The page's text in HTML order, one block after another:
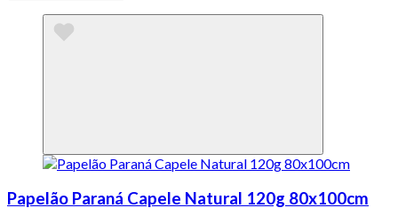
Papelão Paraná Capele Natural 120g 80x100cm